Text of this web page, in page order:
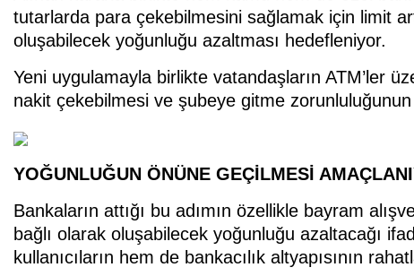
tutarlarda para çekebilmesini sağlamak için limit
oluşabilecek yoğunluğu azaltması hedefleniyor.
Yeni uygulamayla birlikte vatandaşların ATM’ler
nakit çekebilmesi ve şubeye gitme
YOĞUNLUĞUN ÖNÜNE GEÇİLMESİ
Bankaların attığı bu adımın özellikle bayram
bağlı olarak oluşabilecek yoğunluğu azaltacağı
kullanıcıların hem de bankacılık altyapısının